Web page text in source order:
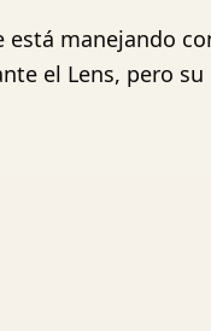
está manejando
el Lens, pero